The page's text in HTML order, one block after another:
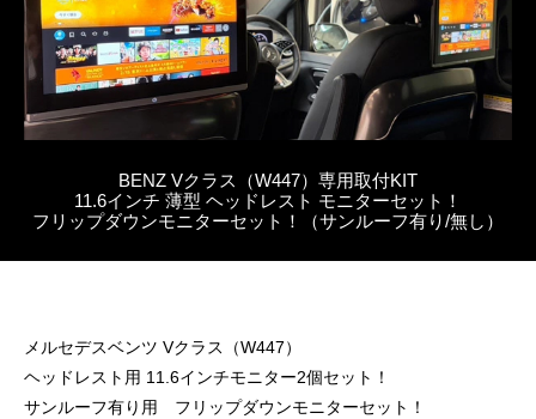
BENZ Vクラス（W447）専用取付KIT
11.6インチ 薄型 ヘッドレスト モニターセット！
フリップダウンモニターセット！（サンルーフ有り/無し）
メルセデスベンツ Vクラス（W447）
ヘッドレスト用 11.6インチモニター2個セット！
サンルーフ有り用 フリップダウンモニターセット！